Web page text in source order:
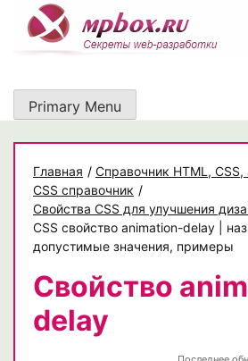
content
Primary Menu
Главная / Cправочник HTML,
CSS справочник /
Свойства CSS для улучшения
CSS свойство animation-delay |
допустимые значения, примеры
Свойство
delay